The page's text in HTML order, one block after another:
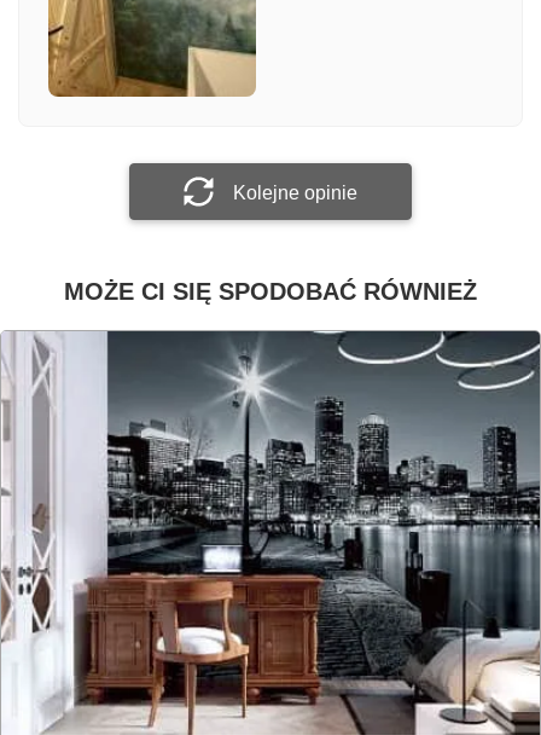
Załącz zdjęcie
Kolejne opinie
MOŻE CI SIĘ SPODOBAĆ RÓWNIEŻ